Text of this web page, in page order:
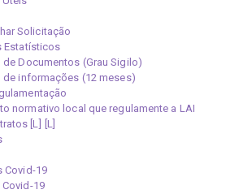
Solicitação
Estatísticos
de Documentos (Grau Sigilo)
de informações (12 meses)
normativo local que regulamente a LAI
[L]
Covid-19
19